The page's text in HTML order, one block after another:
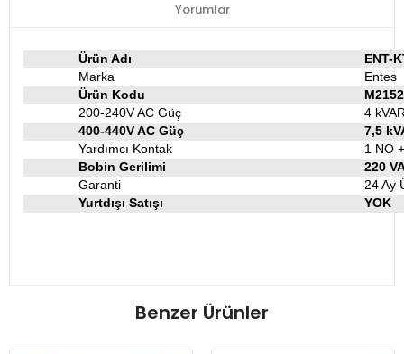
Yorumlar
Ürün Adı
ENT-
Marka
Entes
Ürün Kodu
M2152
200-240V AC Güç
4
400-440V AC Güç
7,5
Yardımcı Kontak
1 NO
Bobin Gerilimi
220
Garanti
24 Ay
Yurtdışı Satışı
YOK
Benzer Ürünler